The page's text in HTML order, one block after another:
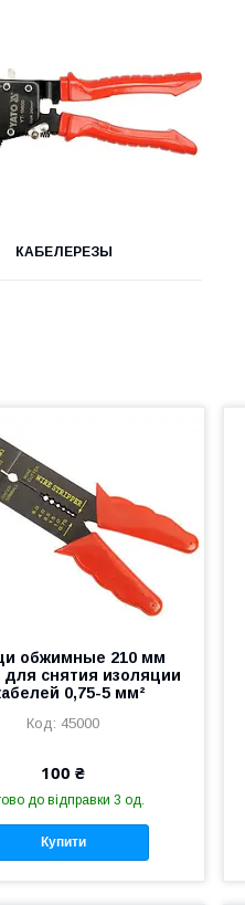
КАБЕЛЕРЕЗЫ
обжимные 210 мм
для снятия изоляции
0,75-5 мм²
45000
100 ₴
до відправки 3 од.
Купити